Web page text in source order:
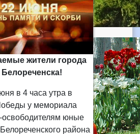
жители города
Белореченска!
в 4 часа утра в
у мемориала
юные
района